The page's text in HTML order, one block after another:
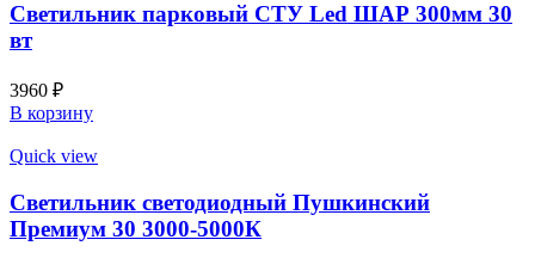
Светильник парковый СТУ Led ШАР 300мм 30
вт
3960 ₽
В корзину
Quick view
Светильник светодиодный Пушкинский
Премиум 30 3000-5000К